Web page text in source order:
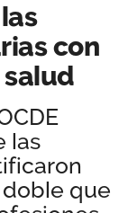
con
salud
las
doble que